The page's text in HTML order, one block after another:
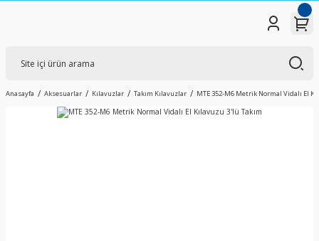
Anasayfa Aksesuarlar Kılavuzlar Takım Kılavuzlar MTE 352-M6 Metrik Normal Vidalı El